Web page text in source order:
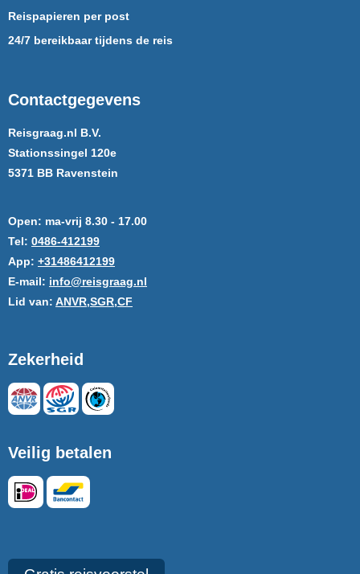
Reispapieren per post
24/7 bereikbaar tijdens de reis
Contactgegevens
Reisgraag.nl B.V.
Stationssingel 120e
5371 BB Ravenstein
Open: ma-vrij 8.30 - 17.00
Tel: 0486-412199
App: +31486412199
E-mail: info@reisgraag.nl
Lid van: ANVR,SGR,CF
Zekerheid
Veilig betalen